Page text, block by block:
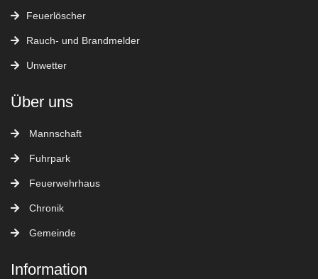
Feuerlöscher
Rauch- und Brandmelder
Unwetter
Über uns
Mannschaft
Fuhrpark
Feuerwehrhaus
Chronik
Gemeinde
Information